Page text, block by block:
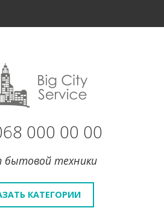
000 00 00
техники
КАТЕГОРИИ